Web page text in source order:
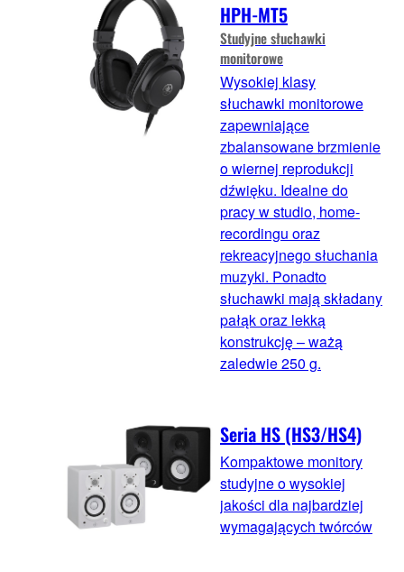
HPH-MT5
Studyjne słuchawki
monitorowe
Wysokiej klasy
słuchawki monitorowe
zapewniające
zbalansowane brzmienie
o wiernej reprodukcji
dźwięku. Idealne do
pracy w studio, home-
recordingu oraz
rekreacyjnego słuchania
muzyki. Ponadto
słuchawki mają składany
pałąk oraz lekką
konstrukcję – ważą
zaledwie 250 g.
Seria HS (HS3/HS4)
Kompaktowe monitory
studyjne o wysokiej
jakości dla najbardziej
wymagających twórców